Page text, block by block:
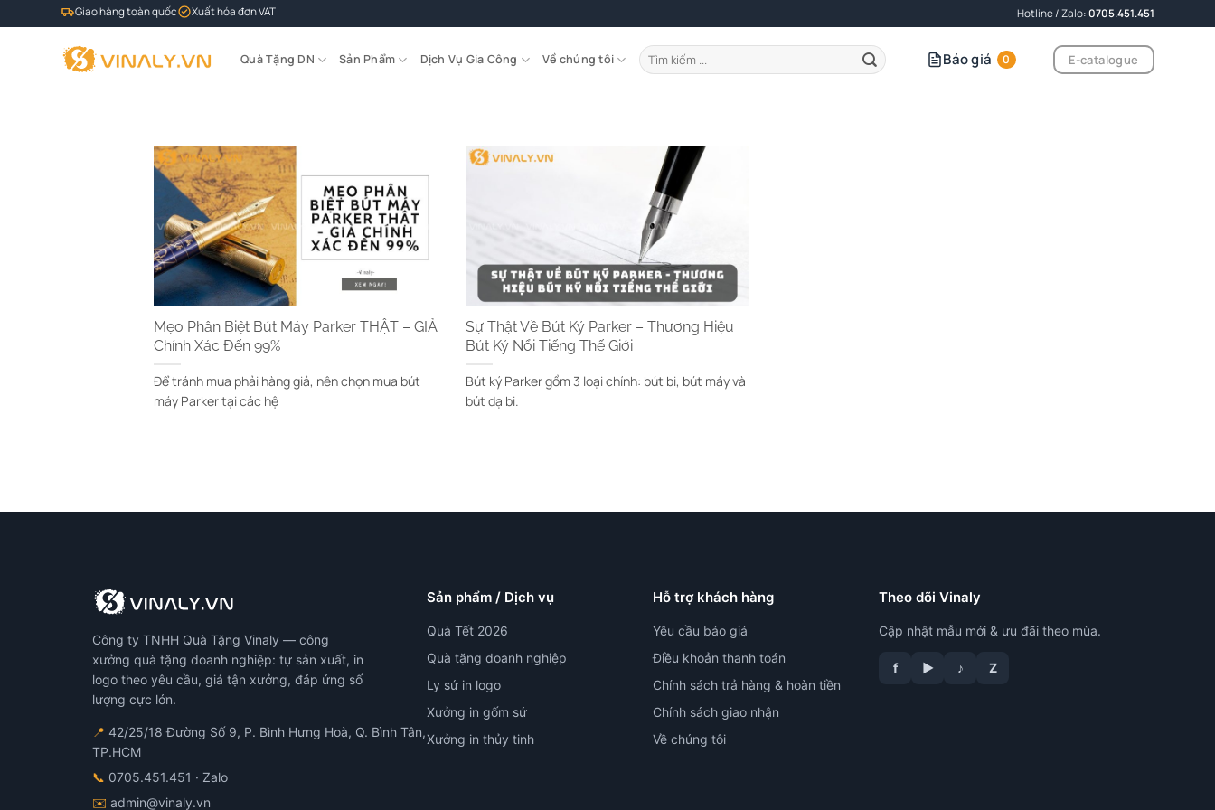
qua
Giao hàng toàn quốc Xuất hóa đơn VAT Hotline / Zalo:0705.451.451
Quà Tặng DN Sản Phẩm Dịch Vụ Gia Công Về chúng tôi
Tìm
kiếm:
Báo giá 0 E-catalogue
Mẹo Phân Biệt Bút Máy Parker THẬT – GIẢ
Chính Xác Đến 99%
Để tránh mua phải hàng giả, nên chọn mua bút
máy Parker tại các hệ
Sự Thật Về Bút Ký Parker – Thương Hiệu
Bút Ký Nổi Tiếng Thế Giới
Bút ký Parker gồm 3 loại chính: bút bi, bút máy và
bút dạ bi.
Công ty TNHH Quà Tặng Vinaly — công
xưởng quà tặng doanh nghiệp: tự sản xuất, in
logo theo yêu cầu, giá tận xưởng, đáp ứng số
lượng cực lớn.
📍 42/25/18 Đường Số 9, P. Bình Hưng Hoà, Q. Bình Tân,
TP.HCM
📞 0705.451.451 · Zalo
✉️ admin@vinaly.vn
Sản phẩm / Dịch vụ
Quà Tết 2026
Quà tặng doanh nghiệp
Ly sứ in logo
Xưởng in gốm sứ
Xưởng in thủy tinh
Hỗ trợ khách hàng
Yêu cầu báo giá
Điều khoản thanh toán
Chính sách trả hàng & hoàn tiền
Chính sách giao nhận
Về chúng tôi
Theo dõi Vinaly
Cập nhật mẫu mới & ưu đãi theo mùa.
f ▶ ♪ Z